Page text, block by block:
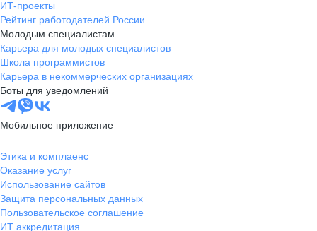
ИТ-проекты
Рейтинг работодателей России
Молодым специалистам
Карьера для молодых специалистов
Школа программистов
Карьера в некоммерческих организациях
Боты для уведомлений
Мобильное приложение
Этика и комплаенс
Оказание услуг
Использование сайтов
Защита персональных данных
Пользовательское соглашение
ИТ аккредитация